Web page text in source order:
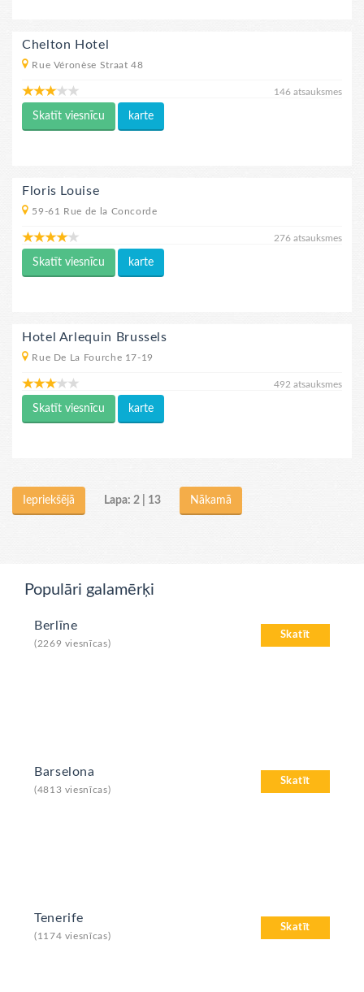
Chelton Hotel
Rue Véronèse Straat 48
146 atsauksmes
Skatīt viesnīcu karte
Floris Louise
59-61 Rue de la Concorde
276 atsauksmes
Skatīt viesnīcu karte
Hotel Arlequin Brussels
Rue De La Fourche 17-19
492 atsauksmes
Skatīt viesnīcu karte
Iepriekšējā Lapa: 2 | 13 Nākamā
Populāri galamērķi
Skatīt
Berlīne
(2269 viesnīcas)
Skatīt
Barselona
(4813 viesnīcas)
Skatīt
Tenerife
(1174 viesnīcas)